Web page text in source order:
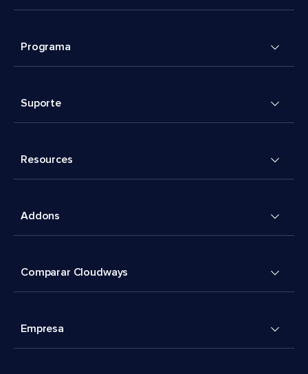
Programa
Suporte
Resources
Addons
Comparar Cloudways
Empresa